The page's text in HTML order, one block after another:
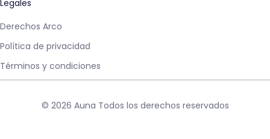
Legales
Derechos Arco
Política de privacidad
Términos y condiciones
© 2026 Auna Todos los derechos reservados